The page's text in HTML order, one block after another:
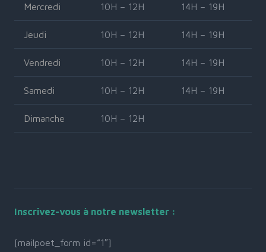
Mercredi 10H – 12H 14H – 19H
Jeudi 10H – 12H 14H – 19H
Vendredi 10H – 12H 14H – 19H
Samedi 10H – 12H 14H – 19H
Dimanche 10H – 12H
Inscrivez-vous à notre newsletter :
[mailpoet_form id=”1″]